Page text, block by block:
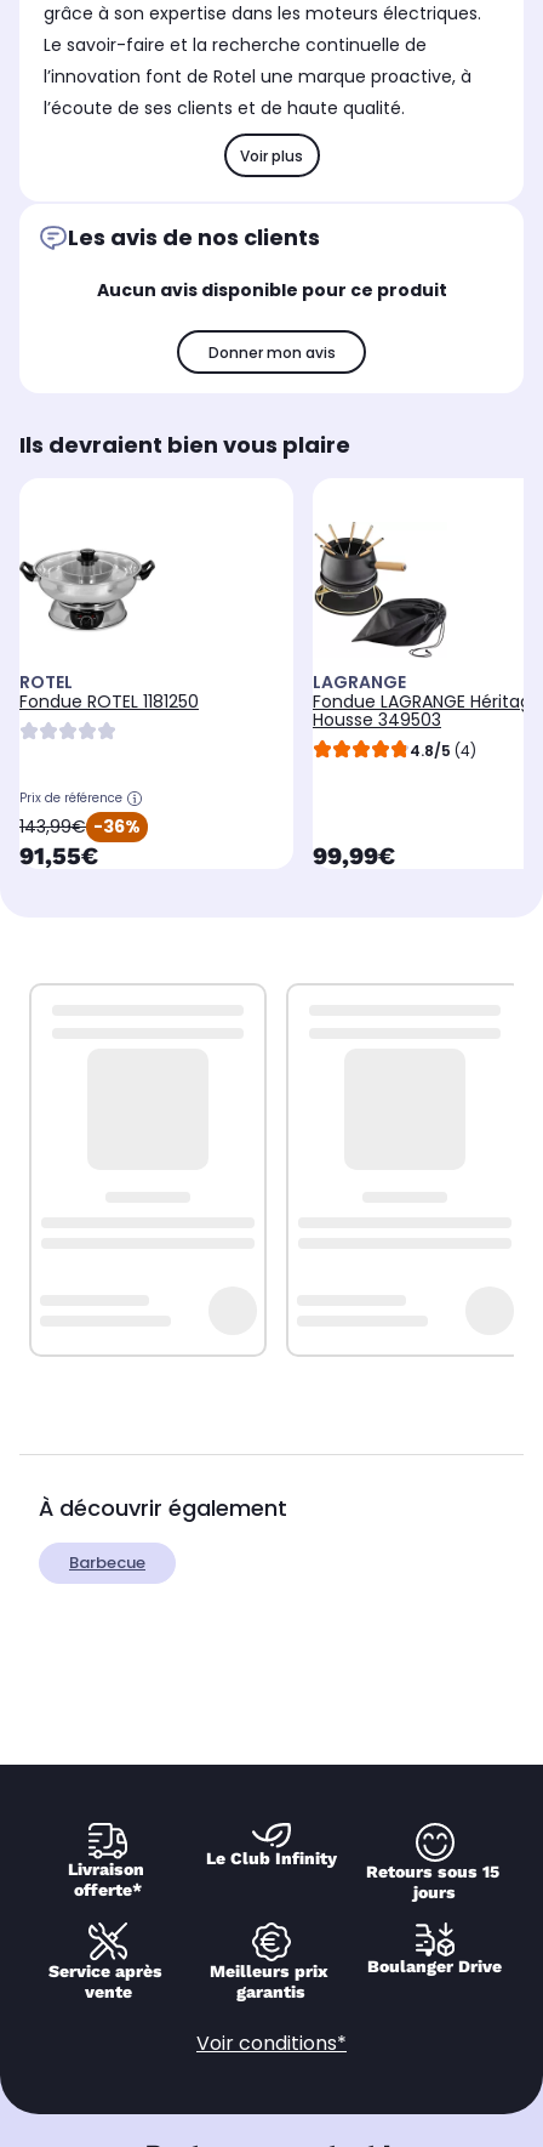
grâce à son expertise dans les moteurs électriques.
Le savoir-faire et la recherche continuelle de
l’innovation font de Rotel une marque proactive, à
l’écoute de ses clients et de haute qualité.
Voir plus
Les avis de nos clients
Aucun avis disponible pour ce produit
Donner mon avis
Ils devraient bien vous plaire
ROTEL
Fondue ROTEL 1181250
Prix de référence
oldPrice
143,99€ -36%
currentPrice
91,55€
LAGRANGE
Fondue LAGRANGE
Housse 349503
4.8/5 (4)
currentPrice
99,99€
À découvrir également
Barbecue
Livraison
offerte*
Le Club Infinity
Retours sous 15
jours
Service après
vente
Meilleurs prix
garantis
Boulanger Drive
Voir conditions*